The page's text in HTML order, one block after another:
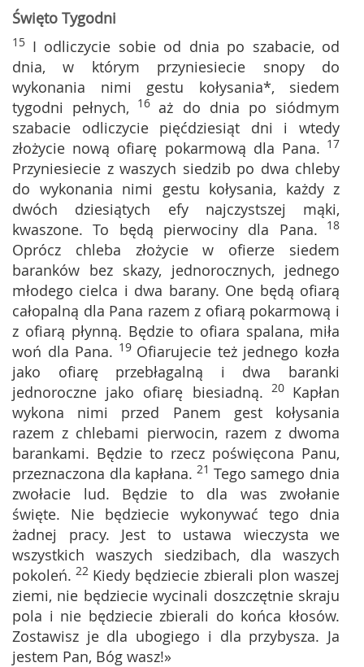
Święto Tygodni
15 I odliczycie sobie od dnia po szabacie, od
dnia, w którym przyniesiecie snopy do
wykonania nimi gestu kołysania*, siedem
tygodni pełnych, 16 aż do dnia po siódmym
szabacie odliczycie pięćdziesiąt dni i wtedy
złożycie nową ofiarę pokarmową dla Pana. 17
Przyniesiecie z waszych siedzib po dwa chleby
do wykonania nimi gestu kołysania, każdy z
dwóch dziesiątych efy najczystszej mąki,
kwaszone. To będą pierwociny dla Pana. 18
Oprócz chleba złożycie w ofierze siedem
baranków bez skazy, jednorocznych, jednego
młodego cielca i dwa barany. One będą ofiarą
całopalną dla Pana razem z ofiarą pokarmową i
z ofiarą płynną. Będzie to ofiara spalana, miła
woń dla Pana. 19 Ofiarujecie też jednego kozła
jako ofiarę przebłagalną i dwa baranki
jednoroczne jako ofiarę biesiadną. 20 Kapłan
wykona nimi przed Panem gest kołysania
razem z chlebami pierwocin, razem z dwoma
barankami. Będzie to rzecz poświęcona Panu,
przeznaczona dla kapłana. 21 Tego samego dnia
zwołacie lud. Będzie to dla was zwołanie
święte. Nie będziecie wykonywać tego dnia
żadnej pracy. Jest to ustawa wieczysta we
wszystkich waszych siedzibach, dla waszych
pokoleń. 22 Kiedy będziecie zbierali plon waszej
ziemi, nie będziecie wycinali doszczętnie skraju
pola i nie będziecie zbierali do końca kłosów.
Zostawisz je dla ubogiego i dla przybysza. Ja
jestem Pan, Bóg wasz!»